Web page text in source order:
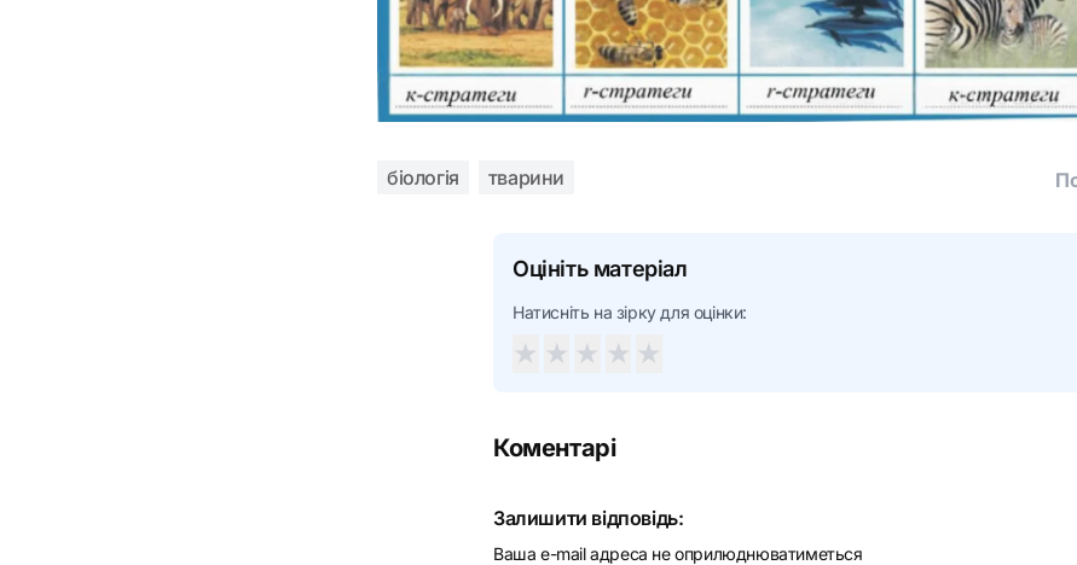
біологія тварини
Оцініть матеріал
Натисніть на зірку для оцінки:
★ ★ ★ ★ ★
Коментарі
Залишити відповідь:
Ваша e-mail адреса не оприлюднюватиметься